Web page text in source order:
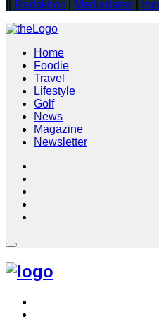
Redaktion Mediadaten
Home
Foodie
Travel
Lifestyle
Golf
News
Magazine
Newsletter